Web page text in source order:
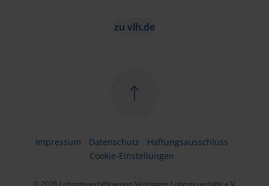
zu vlh.de
Impressum Datenschutz
Haftungsausschluss
Cookie-Einstellungen
© 2026 Lohnsteuerhilfeverein Vereinigte Lohnsteuerhilfe e.V.